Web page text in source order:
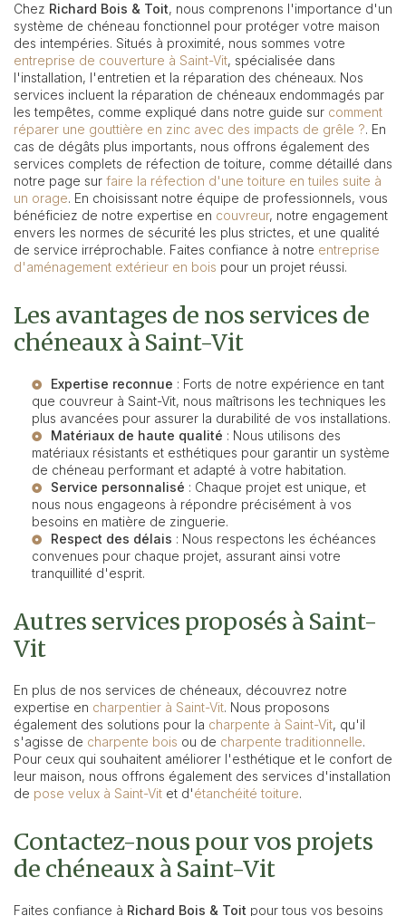
Chez Richard Bois & Toit, nous comprenons l'importance d'un
système de chéneau fonctionnel pour protéger votre maison
des intempéries. Situés à proximité, nous sommes votre
entreprise de couverture à Saint-Vit, spécialisée dans
l'installation, l'entretien et la réparation des chéneaux. Nos
services incluent la réparation de chéneaux endommagés par
les tempêtes, comme expliqué dans notre guide sur comment
réparer une gouttière en zinc avec des impacts de grêle ?. En
cas de dégâts plus importants, nous offrons également des
services complets de réfection de toiture, comme détaillé dans
notre page sur faire la réfection d'une toiture en tuiles suite à
un orage. En choisissant notre équipe de professionnels, vous
bénéficiez de notre expertise en couvreur, notre engagement
envers les normes de sécurité les plus strictes, et une qualité
de service irréprochable. Faites confiance à notre entreprise
d'aménagement extérieur en bois pour un projet réussi.
Les avantages de nos services de
chéneaux à Saint-Vit
Expertise reconnue : Forts de notre expérience en tant
que couvreur à Saint-Vit, nous maîtrisons les techniques les
plus avancées pour assurer la durabilité de vos installations.
Matériaux de haute qualité : Nous utilisons des
matériaux résistants et esthétiques pour garantir un système
de chéneau performant et adapté à votre habitation.
Service personnalisé : Chaque projet est unique, et
nous nous engageons à répondre précisément à vos
besoins en matière de zinguerie.
Respect des délais : Nous respectons les échéances
convenues pour chaque projet, assurant ainsi votre
tranquillité d'esprit.
Autres services proposés à Saint-
Vit
En plus de nos services de chéneaux, découvrez notre
expertise en charpentier à Saint-Vit. Nous proposons
également des solutions pour la charpente à Saint-Vit, qu'il
s'agisse de charpente bois ou de charpente traditionnelle.
Pour ceux qui souhaitent améliorer l'esthétique et le confort de
leur maison, nous offrons également des services d'installation
de pose velux à Saint-Vit et d'étanchéité toiture.
Contactez-nous pour vos projets
de chéneaux à Saint-Vit
Faites confiance à Richard Bois & Toit pour tous vos besoins